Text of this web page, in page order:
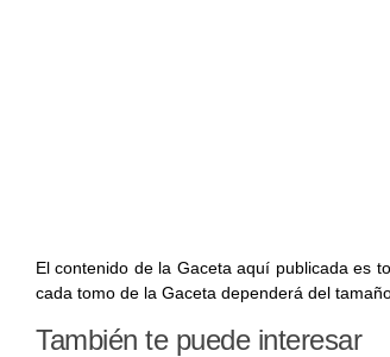
El contenido de la Gaceta aquí publicada es
cada tomo de la Gaceta dependerá del
También te puede interesar